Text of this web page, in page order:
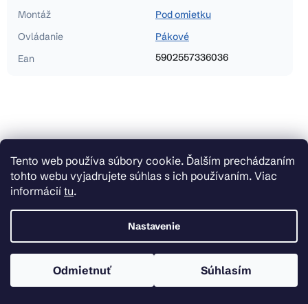
Tento web používa súbory cookie. Ďalším prechádzaním
tohto webu vyjadrujete súhlas s ich používaním. Viac
informácií tu.
Nastavenie
Odmietnuť Súhlasím
Montáž
Pod omietku
Ovládanie
Pákové
Ean
5902557336036